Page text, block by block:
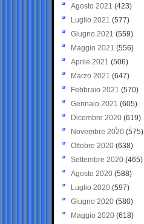
Agosto 2021 (423)
Luglio 2021 (577)
Giugno 2021(559)
Maggio 2021 (556)
Aprile 2021 (506)
Marzo 2021 (647)
Febbraio 2021 (570)
Gennaio 2021 (605)
Dicembre 2020 (619)
Novembre 2020 (575)
Ottobre 2020 (638)
Settembre 2020(465)
Agosto 2020 (588)
Luglio 2020 (597)
Giugno 2020 (580)
Maggio 2020 (618)